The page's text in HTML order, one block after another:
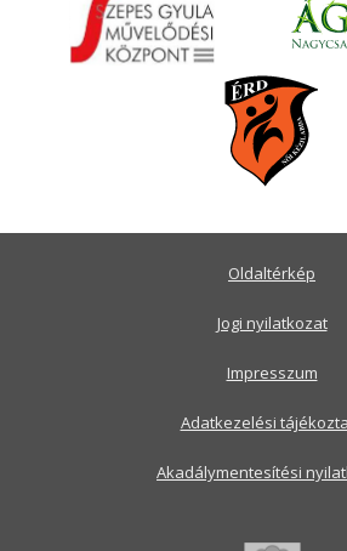
Oldaltérkép
Jogi nyilatkozat
Impresszum
Adatkezelési
Akadálymentesítési